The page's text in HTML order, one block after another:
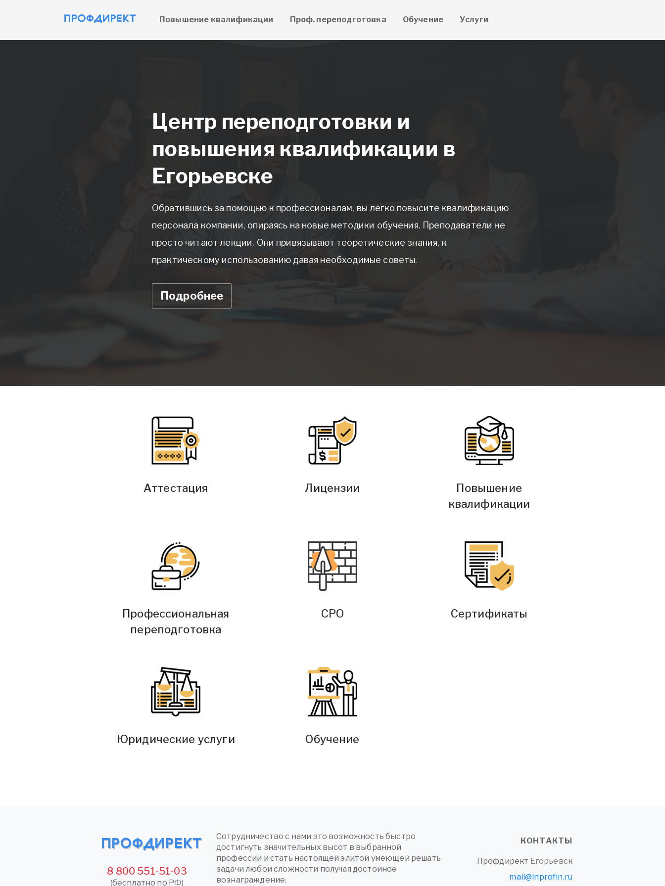
Повышение квалификации Проф. переподготовка Обучение Услуги
Центр переподготовки и
повышения квалификации в
Егорьевске
Обратившись за помощью к профессионалам, вы легко повысите квалификацию
персонала компании, опираясь на новые методики обучения. Преподаватели не
просто читают лекции. Они привязывают теоретические знания, к
практическому использованию давая необходимые советы.
Подробнее
Аттестация Лицензии
Повышение
квалификации
Профессиональная
переподготовка
СРО Сертификаты
Юридические услуги Обучение
8 800 551-51-03
(бесплатно по РФ)
Сотрудничество с нами это возможность быстро
достигнуть значительных высот в выбранной
профессии и стать настоящей элитой умеющей решать
задачи любой сложности получая достойное
вознаграждение.
КОНТАКТЫ
Профдирект Егорьевск
mail@inprofin.ru